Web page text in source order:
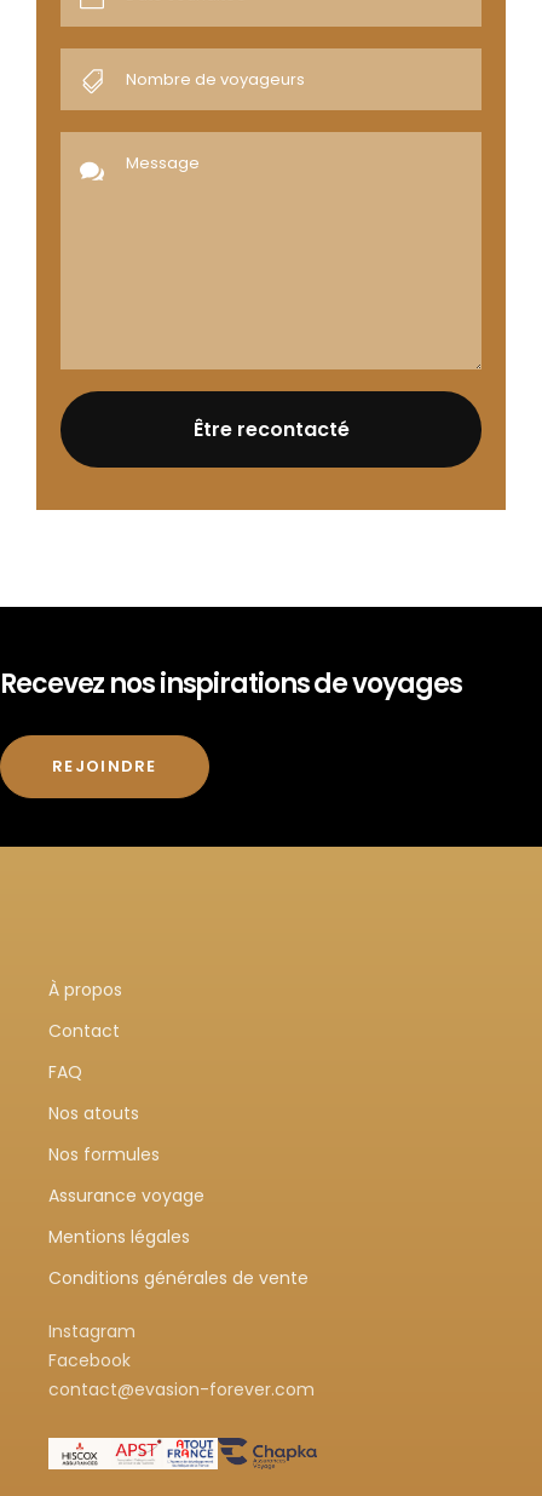
Recevez nos inspirations de voyages
REJOINDRE
À propos
Contact
FAQ
Nos atouts
Nos formules
Assurance voyage
Mentions légales
Conditions générales de vente
Instagram
Facebook
contact@evasion-forever.com